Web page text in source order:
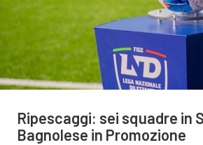
Ripescaggi: sei squadre in
Bagnolese in Promozione